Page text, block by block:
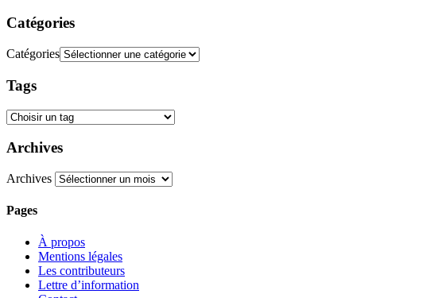
Catégories
Catégories
Tags
Archives
Archives
Pages
À propos
Mentions légales
Les contributeurs
Lettre d’information